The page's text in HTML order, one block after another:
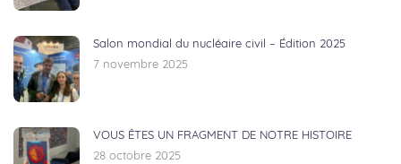
Salon mondial du nucléaire civil – Édition 2025
7 novembre 2025
VOUS ÊTES UN FRAGMENT DE NOTRE HISTOIRE
28 octobre 2025